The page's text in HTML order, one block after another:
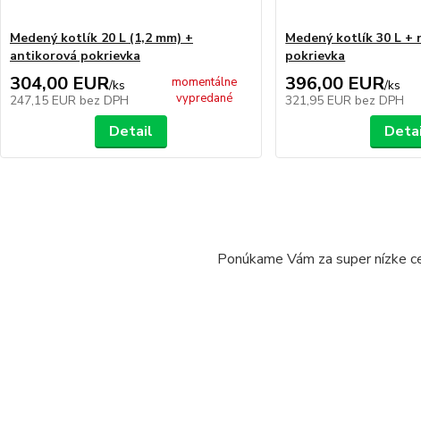
Medený kotlík 20 L (1,2 mm) +
antikorová pokrievka
304,00 EUR/ks
247,15 EUR bez DPH
momentálne
vypredané
Detail
Medený kotlík 30 L +
pokrievka
396,00 EUR/ks
321,95 EUR bez DPH
Ponúkame Vám za super nízke